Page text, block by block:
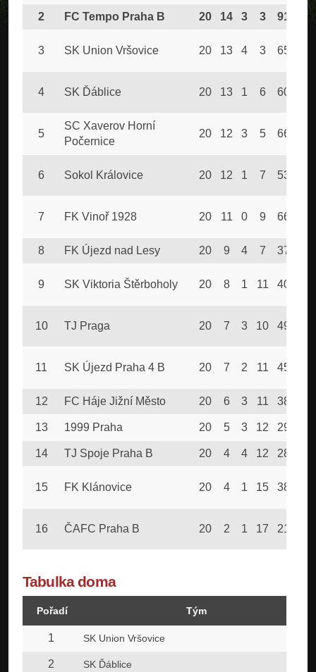
2 FC Tempo Praha B 20 14 3 3 91
3 SK Union Vršovice 20 13 4 3 65
4 SK Ďáblice 20 13 1 6 60
5
SC Xaverov Horní
Počernice
20 12 3 5 66
6 Sokol Královice 20 12 1 7 53
7 FK Vinoř 1928 20 11 0 9 66
8 FK Újezd nad Lesy 20 9 4 7 37
9 SK Viktoria Štěrboholy 20 8 1 11 40
10 TJ Praga 20 7 3 10 49
11 SK Újezd Praha 4 B 20 7 2 11 45
12 FC Háje Jižní Město 20 6 3 11 38
13 1999 Praha 20 5 3 12 29
14 TJ Spoje Praha B 20 4 4 12 28
15 FK Klánovice 20 4 1 15 38
16 ČAFC Praha B 20 2 1 17 21
Tabulka doma
Pořadí Tým
1 SK Union Vršovice
2 SK Ďáblice